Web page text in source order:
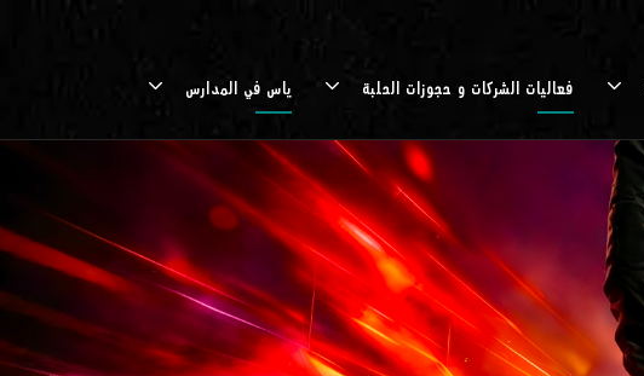
فعاليات الشركات و حجوزات الحلبة ياس في المدارس